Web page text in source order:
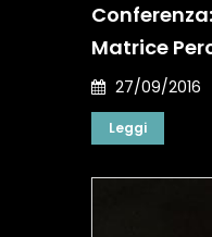
Matrice
27/09/2016
Leggi